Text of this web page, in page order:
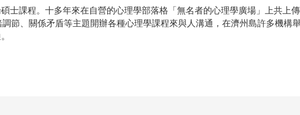
士課程。十多年來在自營的心理學部落格「無名者的心理學廣場」上共上
節、關係矛盾等主題開辦各種心理學課程來與人溝通，在濟州島許多機構